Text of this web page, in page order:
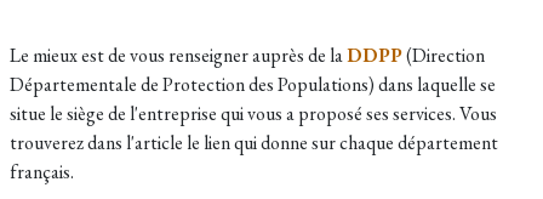
​Le mieux est de vous renseigner auprès de laDDPP(Direction
Départementale de Protection des Populations) dans laquelle se
situe le siège de l'entreprise qui vous a proposé ses services. Vous
trouverez dans l'article le lien qui donne sur chaque département
français.